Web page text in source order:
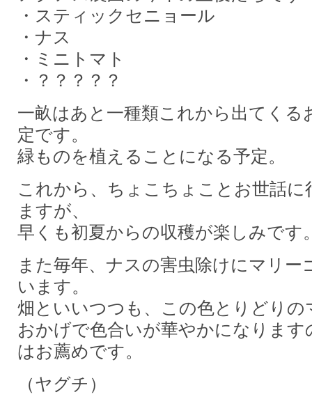
・スティックセニョール
・ナス
・ミニトマト
・？？？？？
一畝はあと一種類これから出てくる
定です。
緑ものを植えることになる予定。
これから、ちょこちょことお世話
ますが、
早くも初夏からの収穫が楽しみです
また毎年、ナスの害虫除けにマリー
います。
畑といいつつも、この色とりどりの
おかげで色合いが華やかになります
はお薦めです。
（ヤグチ）